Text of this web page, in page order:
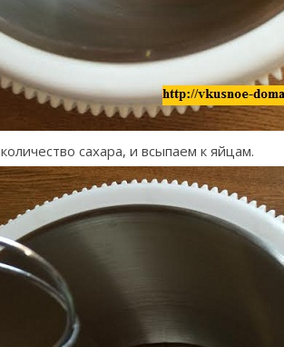
сахара, и всыпаем к яйцам.